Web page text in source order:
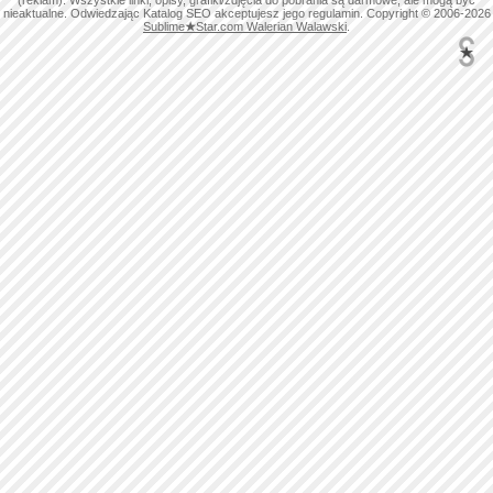
nieaktualne. Odwiedzając Katalog SEO akceptujesz jego regulamin. Copyright © 2006-2026
Sublime★Star.com Walerian Walawski